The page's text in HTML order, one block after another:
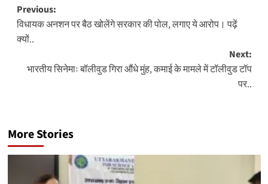
Post
navigation
Previous:
विधायक अनशन पर बैठ खोलेंगे सरकार की पोल, लगाए ये आरोप। पढ़ें
क्यों..
Next:
भारतीय सिनेमाः बॉलीवुड गिरा औंधे मुंह, कमाई के मामले में टॉलीवुड टॉप
पर..
More Stories